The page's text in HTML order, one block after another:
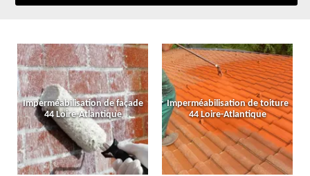
Imperméabilisation de façade
44 Loire-Atlantique
Imperméabilisation de toiture
44 Loire-Atlantique